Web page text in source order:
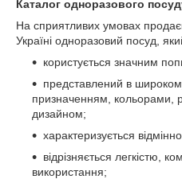
Каталог одноразового
На сприятливих умовах
Україні одноразовий посуд,
користується значним
представлений ​​в
призначенням, кольорами,
дизайном;
характеризується
відрізняється легкістю,
використання;